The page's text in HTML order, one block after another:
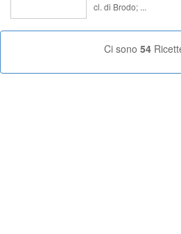
cl. di Brodo; ...
Ci sono 54